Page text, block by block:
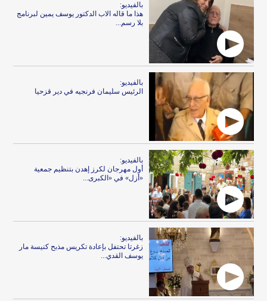
بالفيديو:
هذا ما قاله الاب الدكتور يوسف يمين لبرنامج
بلا رسم...
بالفيديو:
الرئيس سليمان فرنجيه في دير قزحيا
بالفيديو:
أول مهرجان لكرز إهدن بتنظيم جمعية
«أزل» في «الكبرى...
بالفيديو:
زغرتا تحتفل بإعادة تكريس مذبح كنيسة مار
يوسف القدي...